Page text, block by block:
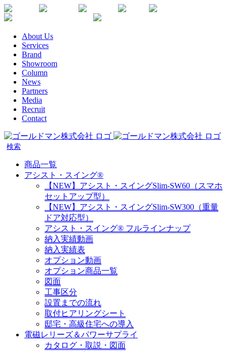
Skip
to
Youtube Instagram Facebook Twitter SDGs
楽
About Us
Services
Brand
Showroom
Column
News
Partners
Media
Recruit
Contact
商品一覧
アシスト・スイング®
【NEW】アシスト・スイングSlim-SW60（スマホ
セットアップ型）
【NEW】アシスト・スイングSlim-SW300（重量
ドア対応型）
アシスト・スイング® フルラインナップ
納入実績動画
納入実績表
オプション動画
オプション商品一覧
図面
工事区分
設置までの流れ
取付ヒアリングシート
邸宅・高級住宅への導入
電磁レリーズ＆パワーサプライ
カタログ・取説・図面